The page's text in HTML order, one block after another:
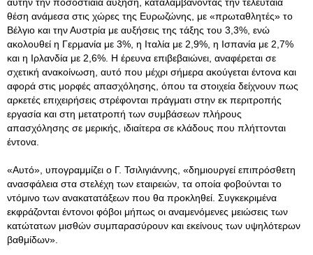
θέση ανάμεσα στις χώρες της Ευρωζώνης, με «πρωταθλητές» το
Βέλγιο και την Αυστρία με αυξήσεις της τάξης του 3,3%, ενώ
ακολουθεί η Γερμανία με 3%, η Ιταλία με 2,9%, η Ισπανία με 2,7%
και η Ιρλανδία με 2,6%. Η έρευνα επιβεβαιώνει, αναφέρεται σε
σχετική ανακοίνωση, αυτό που μέχρι σήμερα ακούγεται έντονα και
αφορά στις μορφές απασχόλησης, όπου τα στοιχεία δείχνουν πως
αρκετές επιχειρήσεις στρέφονται πράγματι στην εκ περιτροπής
εργασία και στη μετατροπή των συμβάσεων πλήρους
απασχόλησης σε μερικής, ιδιαίτερα σε κλάδους που πλήττονται
έντονα.
«Αυτό», υπογραμμίζει ο Γ. Τσιλιγιάννης, «δημιουργεί επιπρόσθετη
ανασφάλεια στα στελέχη των εταιρειών, τα οποία φοβούνται το
ντόμινο των ανακατατάξεων που θα προκληθεί. Συγκεκριμένα
εκφράζονται έντονοι φόβοι μήπως οι αναμενόμενες μειώσεις των
κατώτατων μισθών συμπαρασύρουν και εκείνους των υψηλότερων
βαθμίδων».